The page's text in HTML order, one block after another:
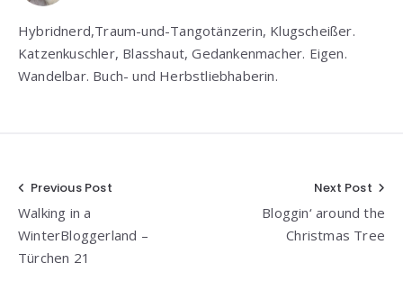
Hybridnerd,Traum-und-Tangotänzerin, Klugscheißer.
Katzenkuschler, Blasshaut, Gedankenmacher. Eigen.
Wandelbar. Buch- und Herbstliebhaberin.
Beitragsnavigation
Previous Post
Walking in a
WinterBloggerland –
Türchen 21
Next Post
Bloggin‘ around the
Christmas Tree